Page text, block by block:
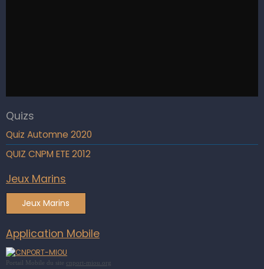
Quizs
Quiz Automne 2020
QUIZ CNPM ETE 2012
Jeux Marins
Jeux Marins
Application Mobile
Portail Mobile du site cnport-miou.org